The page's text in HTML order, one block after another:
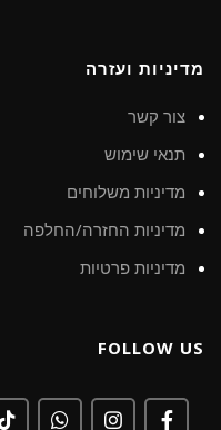
מדיניות ועזרה
צור קשר
תנאי שימוש
מדיניות משלוחים
מדיניות החזרה/החלפה
מדיניות פרטיות
FOLLOW US